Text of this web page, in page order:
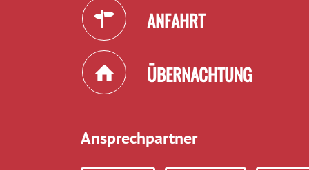
ANFAHRT
ÜBERNACHTUNG
Ansprechpartner